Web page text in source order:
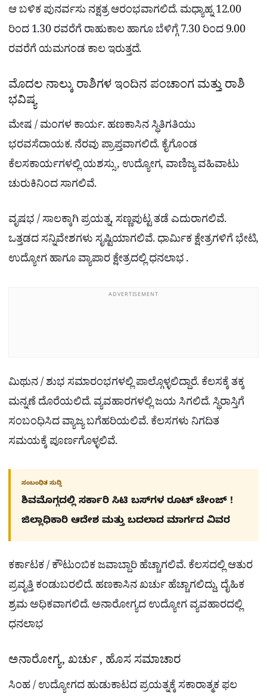
ಆ ಬಳಿಕ ಪುನರ್ವಸು ನಕ್ಷತ್ರ ಆರಂಭವಾಗಲಿದೆ. ಮಧ್ಯಾಹ್ನ 12.00
ರಿಂದ 1.30 ರವರೆಗೆ ರಾಹುಕಾಲ ಹಾಗೂ ಬೆಳಿಗ್ಗೆ 7.30 ರಿಂದ 9.00
ರವರೆಗೆ ಯಮಗಂಡ ಕಾಲ ಇರುತ್ತದೆ.
ಮೊದಲ ನಾಲ್ಕು ರಾಶಿಗಳ ಇಂದಿನ ಪಂಚಾಂಗ ಮತ್ತು ರಾಶಿ
ಭವಿಷ್ಯ
ಮೇಷ / ಮಂಗಳ ಕಾರ್ಯ. ಹಣಕಾಸಿನ ಸ್ಥಿತಿಗತಿಯು
ಭರವಸೆದಾಯಕ. ನೆರವು ಪ್ರಾಪ್ತವಾಗಲಿದೆ. ಕೈಗೊಂಡ
ಕೆಲಸಕಾರ್ಯಗಳಲ್ಲಿ ಯಶಸ್ಸು , ಉದ್ಯೋಗ, ವಾಣಿಜ್ಯ ವಹಿವಾಟು
ಚುರುಕಿನಿಂದ ಸಾಗಲಿವೆ.
ವೃಷಭ / ಸಾಲಕ್ಕಾಗಿ ಪ್ರಯತ್ನ, ಸಣ್ಣಪುಟ್ಟ ತಡೆ ಎದುರಾಗಲಿವೆ.
ಒತ್ತಡದ ಸನ್ನಿವೇಶಗಳು ಸೃಷ್ಟಿಯಾಗಲಿವೆ. ಧಾರ್ಮಿಕ ಕ್ಷೇತ್ರಗಳಿಗೆ ಭೇಟಿ,
ಉದ್ಯೋಗ ಹಾಗೂ ವ್ಯಾಪಾರ ಕ್ಷೇತ್ರದಲ್ಲಿ ಧನಲಾಭ .
ADVERTISEMENT
ಮಿಥುನ / ಶುಭ ಸಮಾರಂಭಗಳಲ್ಲಿ ಪಾಲ್ಗೊಳ್ಳಲಿದ್ದಾರೆ. ಕೆಲಸಕ್ಕೆ ತಕ್ಕ
ಮನ್ನಣೆ ದೊರೆಯಲಿದೆ. ವ್ಯವಹಾರಗಳಲ್ಲಿ ಜಯ ಸಿಗಲಿದೆ. ಸ್ಥಿರಾಸ್ತಿಗೆ
ಸಂಬಂಧಿಸಿದ ವ್ಯಾಜ್ಯ ಬಗೆಹರಿಯಲಿವೆ. ಕೆಲಸಗಳು ನಿಗದಿತ
ಸಮಯಕ್ಕೆ ಪೂರ್ಣಗೊಳ್ಳಲಿವೆ.
ಸಂಬಂಧಿತ ಸುದ್ದಿ
ಶಿವಮೊಗ್ಗದಲ್ಲಿ ಸರ್ಕಾರಿ ಸಿಟಿ ಬಸ್​ಗಳ ರೂಟ್ ಚೇಂಜ್ !
ಜಿಲ್ಲಾಧಿಕಾರಿ ಆದೇಶ ಮತ್ತು ಬದಲಾದ ಮಾರ್ಗದ ವಿವರ
ಕರ್ಕಾಟಕ / ಕೌಟುಂಬಿಕ ಜವಾಬ್ದಾರಿ ಹೆಚ್ಚಾಗಲಿವೆ. ಕೆಲಸದಲ್ಲಿ ಆತುರ
ಪ್ರವೃತ್ತಿ ಕಂಡುಬರಲಿದೆ. ಹಣಕಾಸಿನ ಖರ್ಚು ಹೆಚ್ಚಾಗಲಿದ್ದು, ದೈಹಿಕ
ಶ್ರಮ ಅಧಿಕವಾಗಲಿದೆ. ಅನಾರೋಗ್ಯದ ಉದ್ಯೋಗ ವ್ಯವಹಾರದಲ್ಲಿ
ಧನಲಾಭ
ಅನಾರೋಗ್ಯ, ಖರ್ಚು , ಹೊಸ ಸಮಾಚಾರ
ಸಿಂಹ / ಉದ್ಯೋಗದ ಹುಡುಕಾಟದ ಪ್ರಯತ್ನಕ್ಕೆ ಸಕಾರಾತ್ಮಕ ಫಲ